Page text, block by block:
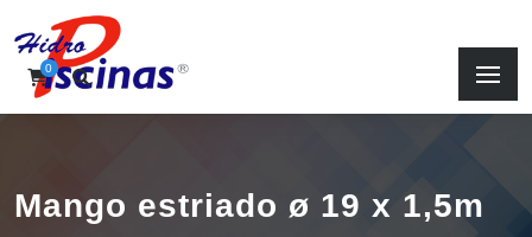
0
Mango estriado ø 19 x 1,5m